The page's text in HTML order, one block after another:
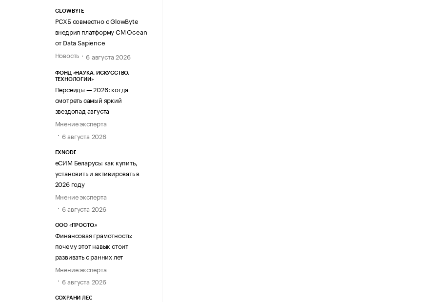
GLOWBYTE
РСХБ совместно с GlowByte
внедрил платформу CM Ocean
от Data Sapience
Новость
6 августа 2026
ФОНД «НАУКА. ИСКУССТВО.
ТЕХНОЛОГИИ»
Персеиды — 2026: когда
смотреть самый яркий
звездопад августа
Мнение эксперта
6 августа 2026
EXNODE
еСИМ Беларусь: как купить,
установить и активировать в
2026 году
Мнение эксперта
6 августа 2026
ООО «ПРОСТО.»
Финансовая грамотность:
почему этот навык стоит
развивать с ранних лет
Мнение эксперта
6 августа 2026
СОХРАНИ ЛЕС